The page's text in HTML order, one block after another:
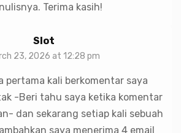
Terima kasih!
Slot
23, 2026 at 12:28 pm
pertama kali berkomentar saya
-Beri tahu saya ketika komentar
dan sekarang setiap kali sebuah
saya menerima 4 email